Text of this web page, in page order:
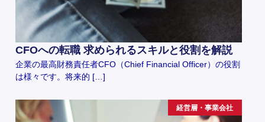
CFOへの転職 求められるスキルと役割を解説
企業の最高財務責任者CFO（Chief Financial Officer）の役割
は様々です。将来的 […]
経営層・事業会社